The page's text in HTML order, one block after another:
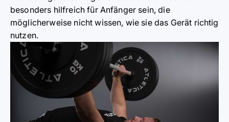
besonders hilfreich für Anfänger sein, die
möglicherweise nicht wissen, wie sie das Gerät richtig
nutzen.